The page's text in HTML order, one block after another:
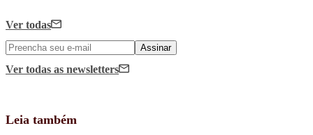
Ver todas
Assinar
Ver todas as newsletters
Leia também